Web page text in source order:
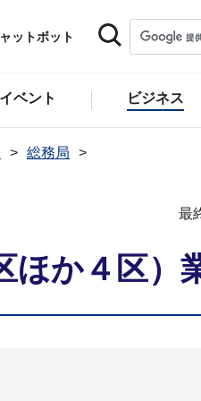
ットボット
ベント ビジネス
総務局
最
ほか４区）